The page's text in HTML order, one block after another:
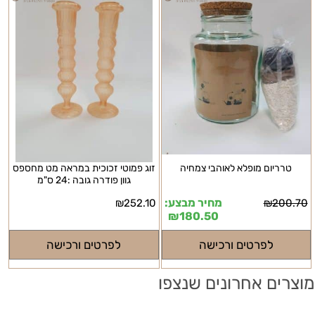
טרריום מופלא לאוהבי צמחיה
₪200.70
מחיר מבצע:
₪180.50
לפרטים ורכישה
זוג פמוטי זכוכית במראה מט מחספס
גוון פודרה גובה :24 ס"מ
₪252.10
לפרטים ורכישה
מוצרים אחרונים שנצפו